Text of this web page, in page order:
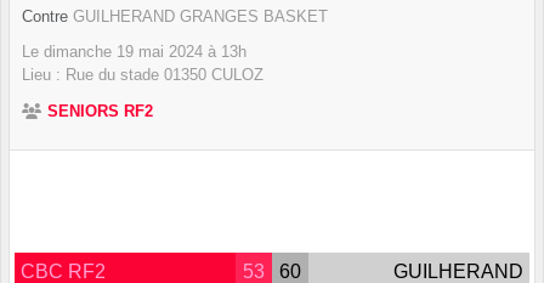
Contre GUILHERAND GRANGES BASKET
Le dimanche 19 mai 2024 à 13h
Lieu : Rue du stade 01350 CULOZ
SENIORS RF2
CBC RF2 53 60
GUILHERAND